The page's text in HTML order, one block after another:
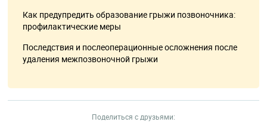
Как предупредить образование грыжи позвоночника:
профилактические меры
Последствия и послеоперационные осложнения после
удаления межпозвоночной грыжи
Поделиться с друзьями: